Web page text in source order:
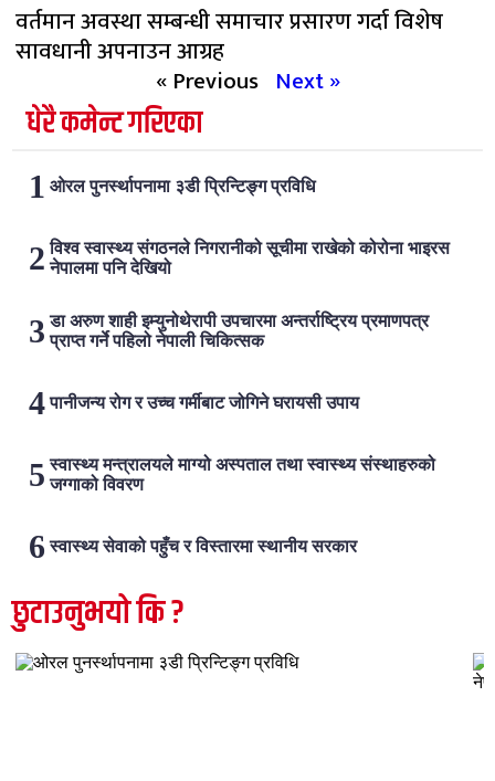
वर्तमान अवस्था सम्बन्धी समाचार प्रसारण गर्दा विशेष
सावधानी अपनाउन आग्रह
« Previous Next »
धेरै कमेन्ट गरिएका
ओरल पुनर्स्थापनामा ३डी प्रिन्टिङ्ग प्रविधि
विश्व स्वास्थ्य संगठनले निगरानीको सूचीमा राखेको कोरोना भाइरस
नेपालमा पनि देखियो
डा अरुण शाही इम्युनोथेरापी उपचारमा अन्तर्राष्ट्रिय प्रमाणपत्र
प्राप्त गर्ने पहिलो नेपाली चिकित्सक
पानीजन्य रोग र उच्च गर्मीबाट जोगिने घरायसी उपाय
स्वास्थ्य मन्त्रालयले माग्यो अस्पताल तथा स्वास्थ्य संस्थाहरुको
जग्गाको विवरण
स्वास्थ्य सेवाको पहुँच र विस्तारमा स्थानीय सरकार
छुटाउनुभयो कि ?